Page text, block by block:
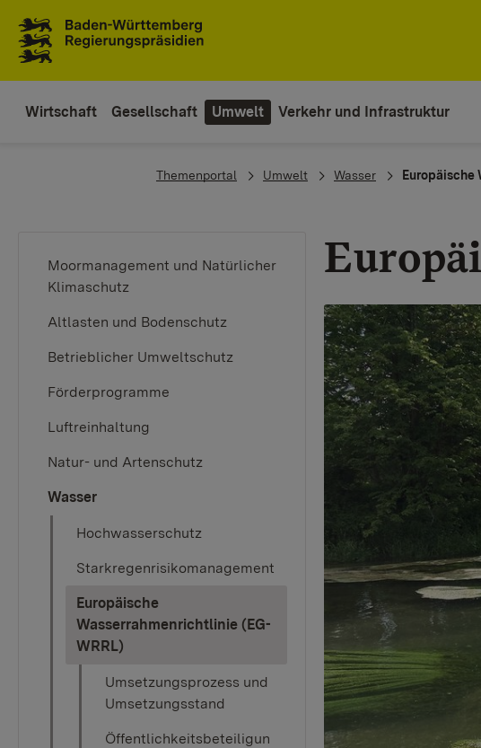
Wirtschaft Gesellschaft Umwelt Verkehr und Infrastruktur
You are here:
Themenportal Umwelt Wasser Europäische
Moormanagement und Natürlicher
Klimaschutz
Altlasten und Bodenschutz
Betrieblicher Umweltschutz
Förderprogramme
Luftreinhaltung
Natur- und Artenschutz
Wasser
Hochwasserschutz
Starkregenrisikomanagement
Europäische
Wasserrahmenrichtlinie (EG-
WRRL)
Umsetzungsprozess und
Umsetzungsstand
Öffentlichkeitsbeteiligun